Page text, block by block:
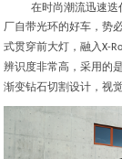
在时尚潮流迅速
厂自带光环的好车，势
式贯穿前大灯，融入X-
辨识度非常高，采用的
渐变钻石切割设计，视